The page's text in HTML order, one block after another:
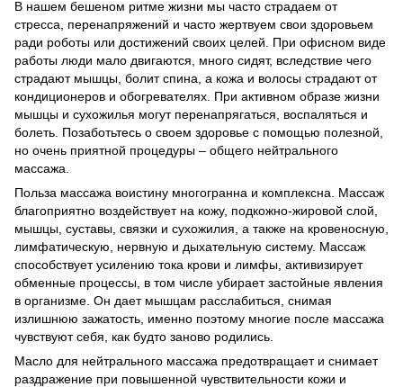
В нашем бешеном ритме жизни мы часто страдаем от
стресса, перенапряжений и часто жертвуем свои здоровьем
ради роботы или достижений своих целей. При офисном виде
работы люди мало двигаются, много сидят, вследствие чего
страдают мышцы, болит спина, а кожа и волосы страдают от
кондиционеров и обогревателях. При активном образе жизни
мышцы и сухожилья могут перенапрягаться, воспаляться и
болеть. Позаботьтесь о своем здоровье с помощью полезной,
но очень приятной процедуры – общего нейтрального
массажа.
Польза массажа воистину многогранна и комплексна. Массаж
благоприятно воздействует на кожу, подкожно-жировой слой,
мышцы, суставы, связки и сухожилия, а также на кровеносную,
лимфатическую, нервную и дыхательную систему. Массаж
способствует усилению тока крови и лимфы, активизирует
обменные процессы, в том числе убирает застойные явления
в организме. Он дает мышцам расслабиться, снимая
излишнюю зажатость, именно поэтому многие после массажа
чувствуют себя, как будто заново родились.
Масло для нейтрального массажа предотвращает и снимает
раздражение при повышенной чувствительности кожи и